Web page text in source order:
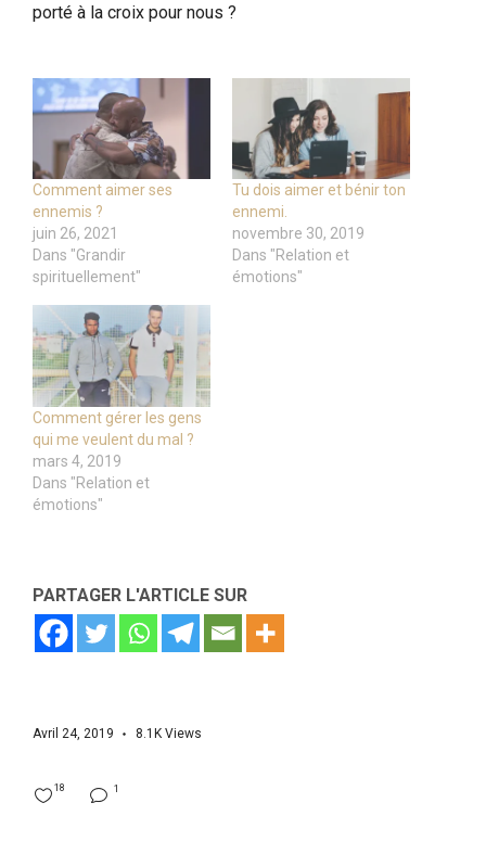
porté à la croix pour nous ?
Comment aimer ses
ennemis ?
juin 26, 2021
Dans "Grandir
spirituellement"
Tu dois aimer et bénir ton
ennemi.
novembre 30, 2019
Dans "Relation et
émotions"
Comment gérer les gens
qui me veulent du mal ?
mars 4, 2019
Dans "Relation et
émotions"
PARTAGER L'ARTICLE SUR
Avril 24, 2019 8.1K Views
1
18